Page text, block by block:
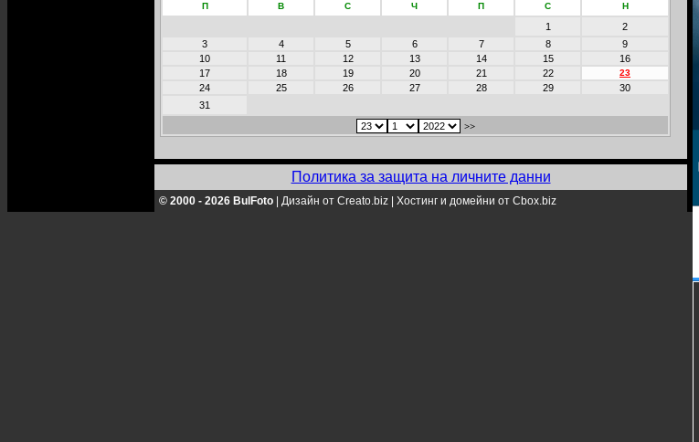
П В С Ч П С Н
1
2
3
4 5 6 7 8
9
10
11 12 13 14 15
16
17
18 19 20 21 22 23
24 25 26 27 28 29
30
31
>>
Политика за защита на личните данни
© 2000 - 2026 BulFoto Дизайн от Creato.biz Хостинг и домейни от Cbox.biz